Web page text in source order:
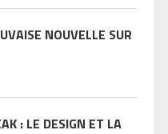
NOUVELLE SUR
: LE DESIGN ET LA